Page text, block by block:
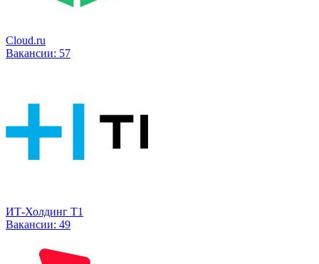
Cloud.ru
Вакансии: 57
ИТ-Холдинг Т1
Вакансии: 49